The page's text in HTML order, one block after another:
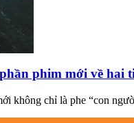
phim mới về hai
không chỉ là phe “con